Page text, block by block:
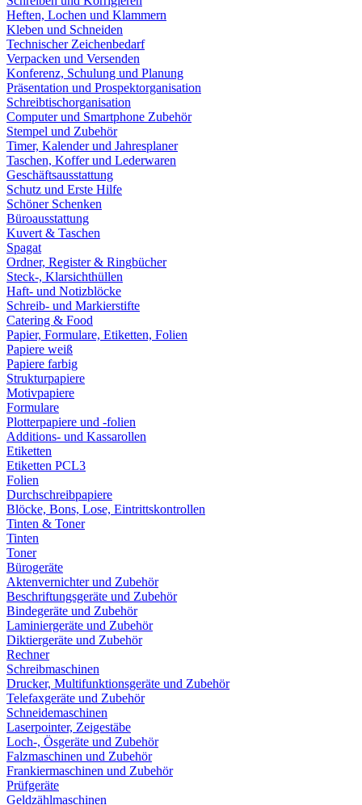
Heften, Lochen und Klammern
Kleben und Schneiden
Technischer Zeichenbedarf
Verpacken und Versenden
Konferenz, Schulung und Planung
Präsentation und Prospektorganisation
Schreibtischorganisation
Computer und Smartphone Zubehör
Stempel und Zubehör
Timer, Kalender und Jahresplaner
Taschen, Koffer und Lederwaren
Geschäftsausstattung
Schutz und Erste Hilfe
Schöner Schenken
Büroausstattung
Kuvert & Taschen
Spagat
Ordner, Register & Ringbücher
Steck-, Klarsichthüllen
Haft- und Notizblöcke
Schreib- und Markierstifte
Catering & Food
Papier, Formulare, Etiketten, Folien
Papiere weiß
Papiere farbig
Strukturpapiere
Motivpapiere
Formulare
Plotterpapiere und -folien
Additions- und Kassarollen
Etiketten
Etiketten PCL3
Folien
Durchschreibpapiere
Blöcke, Bons, Lose, Eintrittskontrollen
Tinten & Toner
Tinten
Toner
Bürogeräte
Aktenvernichter und Zubehör
Beschriftungsgeräte und Zubehör
Bindegeräte und Zubehör
Laminiergeräte und Zubehör
Diktiergeräte und Zubehör
Rechner
Schreibmaschinen
Drucker, Multifunktionsgeräte und Zubehör
Telefaxgeräte und Zubehör
Schneidemaschinen
Laserpointer, Zeigestäbe
Loch-, Ösgeräte und Zubehör
Falzmaschinen und Zubehör
Frankiermaschinen und Zubehör
Prüfgeräte
Geldzählmaschinen